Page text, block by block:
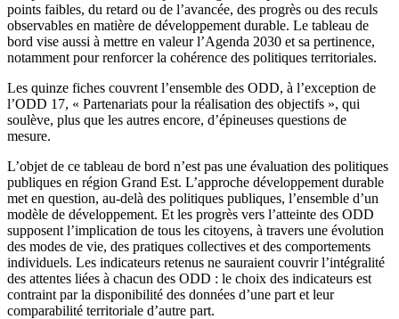
points faibles, du retard ou de l’avancée, des progrès ou des reculs
observables en matière de développement durable. Le tableau de
bord vise aussi à mettre en valeur l’Agenda 2030 et sa pertinence,
notamment pour renforcer la cohérence des politiques territoriales.
Les quinze fiches couvrent l’ensemble des ODD, à l’exception de
l’ODD 17, « Partenariats pour la réalisation des objectifs », qui
soulève, plus que les autres encore, d’épineuses questions de
mesure.
L’objet de ce tableau de bord n’est pas une évaluation des politiques
publiques en région Grand Est. L’approche développement durable
met en question, au-delà des politiques publiques, l’ensemble d’un
modèle de développement. Et les progrès vers l’atteinte des ODD
supposent l’implication de tous les citoyens, à travers une évolution
des modes de vie, des pratiques collectives et des comportements
individuels. Les indicateurs retenus ne sauraient couvrir l’intégralité
des attentes liées à chacun des ODD : le choix des indicateurs est
contraint par la disponibilité des données d’une part et leur
comparabilité territoriale d’autre part.